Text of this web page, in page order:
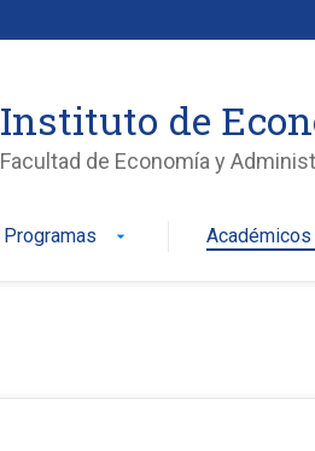
Instituto de
Facultad de Economía y
Programas arrow_drop_down